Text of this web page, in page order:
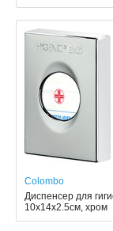
Colombo
Диспенсер для
10x14x2.5см, хром